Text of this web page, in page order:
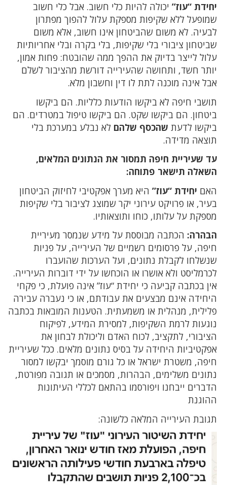
יחידת “עוז” יכולה להיות כלי חשוב. אבל כלי חשוב
שמופעל ללא שקיפות מספקת עלול להפוך מפתרון
לבעיה. לא משום שהביטחון אינו חשוב, אלא משום
שביטחון ציבורי בלי שקיפות, בלי בקרה ובלי אחריותיות
עלול לייצר בדיוק את ההפך ממה שהובטח: פחות אמון,
יותר חשד, ותחושה שהעירייה דורשת מהציבור לשלם
אבל אינה מוכנה לתת לו דין וחשבון מלא.
תושבי חיפה לא ביקשו הודעות כלליות. הם ביקשו
ביטחון. הם ביקשו שקט. הם ביקשו טיפול במטרדים. הם
ביקשו לדעת שהכסף שלהם לא נבלע במערכת בלי
תוצאה מדידה.
עד שעיריית חיפה תמסור את הנתונים המלאים,
השאלה תישאר פתוחה:
האם יחידת “עוז” היא מערך אפקטיבי לחיזוק הביטחון
בעיר, או פרויקט עירוני יקר שמוצג לציבור בלי שקיפות
מספקת על עלותו, כוחו ותוצאותיו.
הבהרה: הכתבה מבוססת על מידע שנמסר מעיריית
חיפה, על פרסומים רשמיים של העירייה, על פניות
שנשלחו לקבלת נתונים, ועל הערכות שהועברו
לכרמליסט ולא אושרו או הוכחשו על ידי דוברות העירייה.
אין בכתבה קביעה כי יחידת “עוז” אינה פועלת, כי פקחי
היחידה אינם מבצעים את עבודתם, או כי נעברה עבירה
פלילית, מנהלית או משמעתית. הטענות המובאות בכתבה
נוגעות לרמת השקיפות, למסירת המידע, לפיקוח
הציבורי, לתקציב, לכוח האדם וליכולת לבחון את
אפקטיביות היחידה על בסיס נתונים מלאים. ככל שעיריית
חיפה, משטרת ישראל או כל גורם מוסמך יבקשו למסור
נתונים משלימים, הבהרות, מסמכים או תגובה מפורטת,
הדברים ייבחנו ויפורסמו בהתאם לכללי העיתונות
ההוגנת
תגובת העירייה המלאה כלשונה: